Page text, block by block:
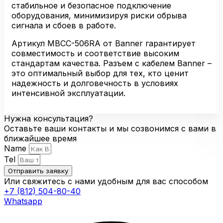
стабильное и безопасное подключение
оборудования, минимизируя риски обрыва
сигнала и сбоев в работе.
Артикул MBCC-506RA от Banner гарантирует
совместимость и соответствие высоким
стандартам качества. Разъем с кабелем Banner –
это оптимальный выбор для тех, кто ценит
надежность и долговечность в условиях
интенсивной эксплуатации.
Нужна консультация?
Оставьте ваши контакты и мы созвонимся с вами в
ближайшее время
Name
Tel
Отправить заявку
Или свяжитесь с нами удобным для вас способом
+7 (812) 504-80-40
Whatsapp